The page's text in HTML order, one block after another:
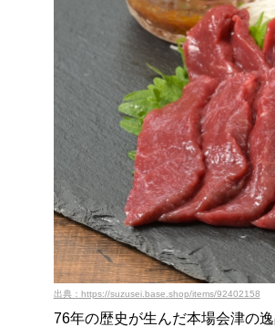
出典：https://suzusei.base.shop/items/92402158
76年の歴史が生んだ本場会津の逸